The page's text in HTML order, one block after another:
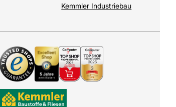
Kemmler Industriebau